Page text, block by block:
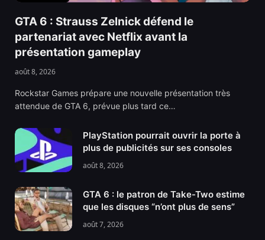
GTA 6 : Strauss Zelnick défend le
partenariat avec Netflix avant la
présentation gameplay
août 8, 2026
Rockstar Games prépare une nouvelle présentation très
attendue de GTA 6, prévue plus tard ce…
PlayStation pourrait ouvrir la porte à
plus de publicités sur ses consoles
août 8, 2026
GTA 6 : le patron de Take-Two estime
que les disques “n’ont plus de sens”
août 7, 2026